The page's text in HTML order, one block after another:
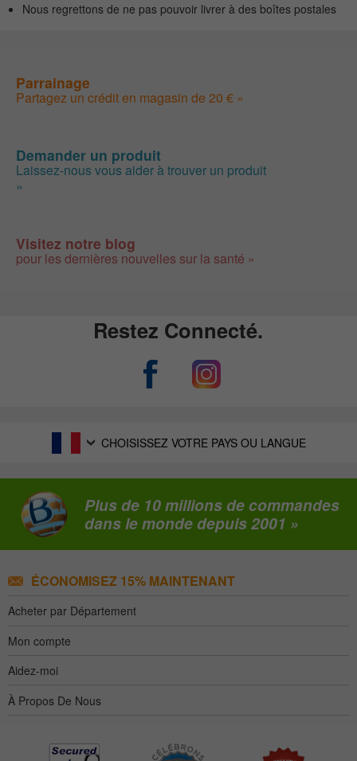
Nous regrettons de ne pas pouvoir livrer à des boîtes postales
Parrainage
Partagez un crédit en magasin de 20 € »
Demander un produit
Laissez-nous vous aider à trouver un produit
»
Visitez notre blog
pour les dernières nouvelles sur la santé »
Restez Connecté.
CHOISISSEZ VOTRE PAYS OU LANGUE
Plus de 10 millions de commandes
dans le monde depuis 2001 »
ÉCONOMISEZ 15% MAINTENANT
Acheter par Département
Mon compte
Aidez-moi
À Propos De Nous